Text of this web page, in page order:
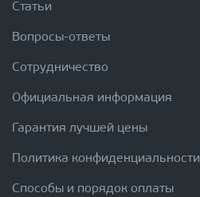
Статьи
Вопросы-ответы
Сотрудничество
Официальная информация
Гарантия лучшей цены
Политика конфиденциальности
Способы и порядок оплаты